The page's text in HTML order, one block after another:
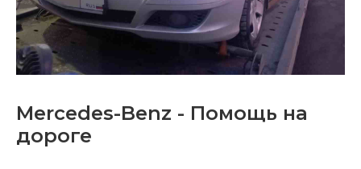
Mercedes-Benz - Помощь на
дороге